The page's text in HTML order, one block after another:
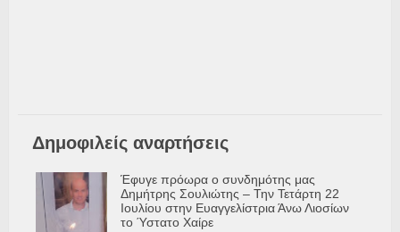
Δημοφιλείς αναρτήσεις
Έφυγε πρόωρα ο συνδημότης μας
Δημήτρης Σουλιώτης – Την Τετάρτη 22
Ιουλίου στην Ευαγγελίστρια Άνω Λιοσίων
το Ύστατο Χαίρε